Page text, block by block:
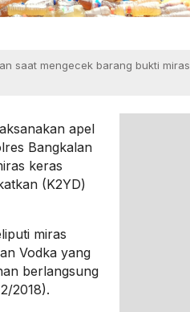
saat mengecek barang bukti miras
apel
Bangkalan
keras
(K2YD)
miras
Vodka yang
berlangsung
2018).